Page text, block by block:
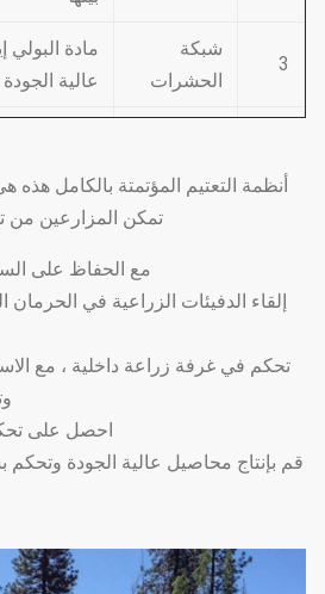
3
شبكة
الحشرات
مادة البولي
عالية
نظام دلفنة
النوع
اليدوي
دوران
التدفئة
تسخين
تسخين
8
بالتنقيط
لطول وعرض
أنظمة التعتيم المؤتمتة بالكامل
تمكن المزارعين من
مع الحفاظ على
إلقاء الدفيئات الزراعية في
تحكم في غرفة زراعة داخلية ، مع
احصل على
قم بإنتاج محاصيل عالية الجودة